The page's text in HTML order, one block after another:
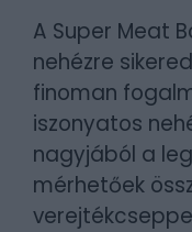
A Super Meat
nehézre
finoman
iszonyatos
nagyjából a
mérhetőek